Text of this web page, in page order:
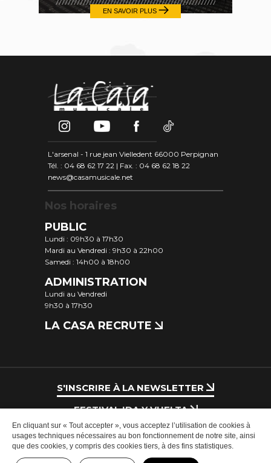
EN SAVOIR PLUS
L'arsenal - 1 rue jean Vielledent 66000 Perpignan
Tél. : 04 68 62 17 22 | Fax. : 04 68 62 18 22
news@casamusicale.net
Nos horaires
PUBLIC
Lundi : 09h30 à 17h30
Mardi au Vendredi : 9h30 à 22h00
Samedi : 14h00 à 18h00
ADMINISTRATION
Lundi au Vendredi
9h30 à 17h30
LA CASA RECRUTE
S'INSCRIRE À LA NEWSLETTER
FESTIVAL IDA Y VUELTA
INSCRIPTION ATELIERS
En cliquant sur « Tout accepter », vous acceptez l’utilisation de cookies à
usages techniques nécessaires au bon fonctionnement de notre site, ainsi
que des cookies, y compris des cookies tiers, à des fins statistiques.